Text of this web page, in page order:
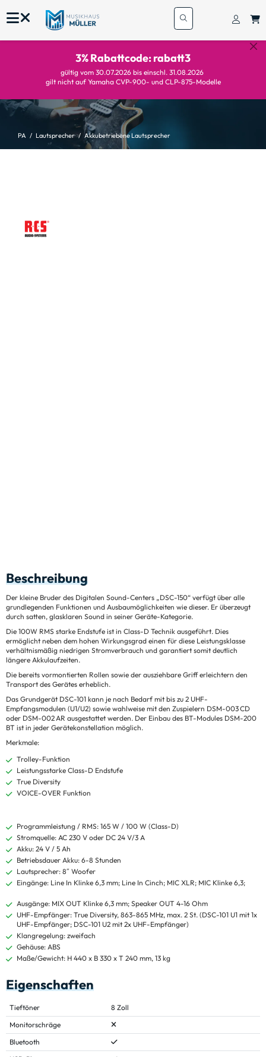
3% Rabattcode: rabatt3
gültig vom 30.07.2026 bis einschl. 31.08.2026
gilt nicht auf Yamaha CVP-900- und CLP-875-Modelle
PA Lautsprecher Akkubetriebene Lautsprecher
Beschreibung
Der kleine Bruder des Digitalen Sound-Centers „DSC-150“ verfügt über alle
grundlegenden Funktionen und Ausbaumöglichkeiten wie dieser. Er überzeugt
durch satten, glasklaren Sound in seiner Geräte-Kategorie.
Die 100W RMS starke Endstufe ist in Class-D Technik ausgeführt. Dies
ermöglicht neben dem hohen Wirkungsgrad einen für diese Leistungsklasse
verhältnismäßig niedrigen Stromverbrauch und garantiert somit deutlich
längere Akkulaufzeiten.
Die bereits vormontierten Rollen sowie der ausziehbare Griff erleichtern den
Transport des Gerätes erheblich.
Das Grundgerät DSC-101 kann je nach Bedarf mit bis zu 2 UHF-
Empfangsmodulen (U1/U2) sowie wahlweise mit den Zuspielern DSM-003 CD
oder DSM-002 AR ausgestattet werden. Der Einbau des BT-Modules DSM-200
BT ist in jeder Gerätekonstellation möglich.
Merkmale:
Trolley-Funktion
Leistungsstarke Class-D Endstufe
True Diversity
VOICE-OVER Funktion
Programmleistung / RMS: 165 W / 100 W (Class-D)
Stromquelle: AC 230 V oder DC 24 V/3 A
Akku: 24 V / 5 Ah
Betriebsdauer Akku: 6-8 Stunden
Lautsprecher: 8˝ Woofer
Eingänge: Line In Klinke 6,3 mm; Line In Cinch; MIC XLR; MIC Klinke 6,3;
Ausgänge: MIX OUT Klinke 6,3 mm; Speaker OUT 4-16 Ohm
UHF-Empfänger: True Diversity, 863-865 MHz, max. 2 St. (DSC-101 U1 mit 1x
UHF-Empfänger; DSC-101 U2 mit 2x UHF-Empfänger)
Klangregelung: zweifach
Gehäuse: ABS
Maße/Gewicht: H 440 x B 330 x T 240 mm, 13 kg
Eigenschaften
Tieftöner
8 Zoll
Monitorschräge
Bluetooth